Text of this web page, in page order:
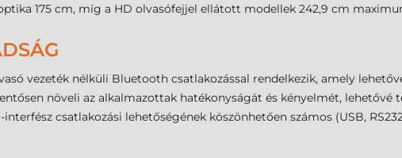
175 cm, míg a HD olvasófejjel ellátott modellek 242,9 cm
vezeték nélküli Bluetooth csatlakozással rendelkezik, amely
növeli az alkalmazottak hatékonyságát és kényelmét, lehetővé
csatlakozási lehetőségének köszönhetően számos (USB,